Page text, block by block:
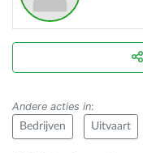
Andere acties in:
Bedrijven Uitvaart